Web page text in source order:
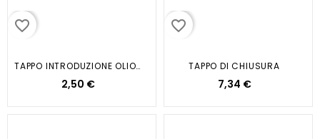
favorite_border
TAPPO INTRODUZIONE OLIO MOTORE...
2,50 €
favorite_border
TAPPO DI CHIUSURA
7,34 €